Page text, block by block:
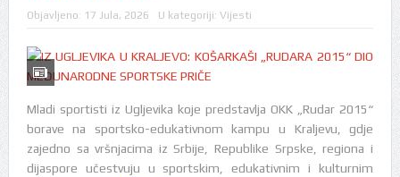
Objavljeno: 17 Jula, 2026 U kategoriji: Vijesti
Mladi sportisti iz Ugljevika koje predstavlja OKK „Rudar 2015“
borave na sportsko-edukativnom kampu u Kraljevu, gdje
zajedno sa vršnjacima iz Srbije, Republike Srpske, regiona i
dijaspore učestvuju u sportskim, edukativnim i kulturnim